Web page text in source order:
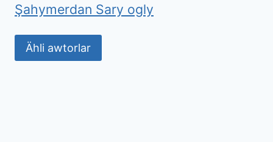
Şahymerdan Sary ogly
Ähli awtorlar